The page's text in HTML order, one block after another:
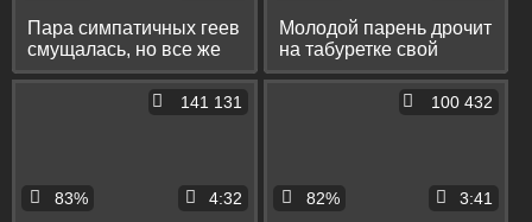
Пара симпатичных геев
смущалась, но все же
занялась оральным
сексом на камеру
Молодой парень дрочит
на табуретке свой
большой хуй и кончает
83%
141 131
4:32 82%
100 432
3:41